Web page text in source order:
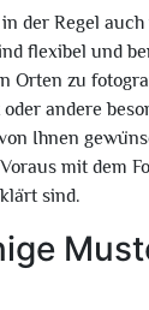
der Regel
flexibel und
Orten zu
andere
Ihnen
mit dem
sind.